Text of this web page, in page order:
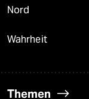
Nord
Wahrheit
Themen